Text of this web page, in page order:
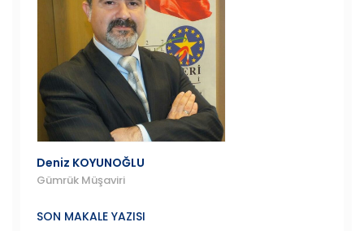
Deniz KOYUNOĞLU
Gümrük Müşaviri
SON MAKALE YAZISI